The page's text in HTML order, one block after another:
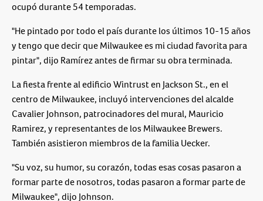
ocupó durante 54 temporadas.
"He pintado por todo el país durante los últimos 10-15 años
y tengo que decir que Milwaukee es mi ciudad favorita para
pintar", dijo Ramírez antes de firmar su obra terminada.
La fiesta frente al edificio Wintrust en Jackson St., en el
centro de Milwaukee, incluyó intervenciones del alcalde
Cavalier Johnson, patrocinadores del mural, Mauricio
Ramirez, y representantes de los Milwaukee Brewers.
También asistieron miembros de la familia Uecker.
"Su voz, su humor, su corazón, todas esas cosas pasaron a
formar parte de nosotros, todas pasaron a formar parte de
Milwaukee", dijo Johnson.